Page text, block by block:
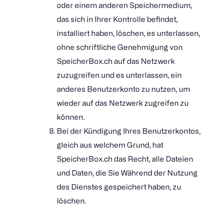
oder einem anderen Speichermedium,
das sich in Ihrer Kontrolle befindet,
installiert haben, löschen, es unterlassen,
ohne schriftliche Genehmigung von
SpeicherBox.ch auf das Netzwerk
zuzugreifen und es unterlassen, ein
anderes Benutzerkonto zu nutzen, um
wieder auf das Netzwerk zugreifen zu
können.
Bei der Kündigung Ihres Benutzerkontos,
gleich aus welchem Grund, hat
SpeicherBox.ch das Recht, alle Dateien
und Daten, die Sie Während der Nutzung
des Dienstes gespeichert haben, zu
löschen.